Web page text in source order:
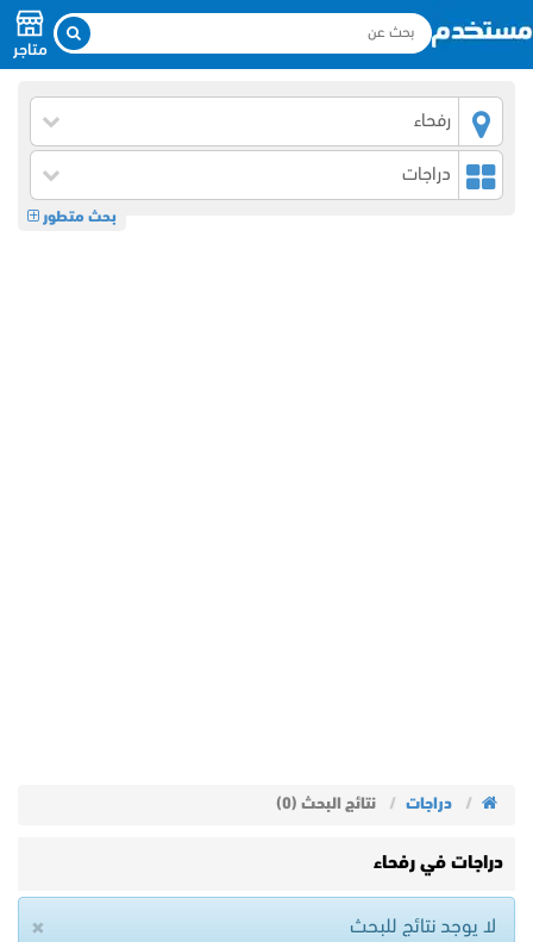
متاجر
رفحاء
دراجات
بحث متطور
دراجات نتائج البحث (0)
دراجات في رفحاء
× لا يوجد نتائج للبحث